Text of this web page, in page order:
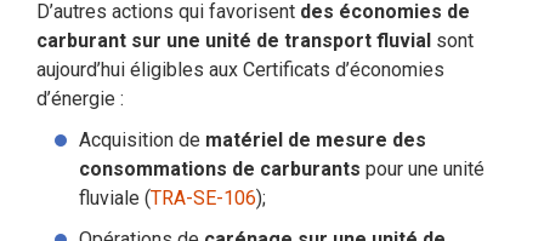
D’autres actions qui favorisent des économies de
carburant sur une unité de transport fluvial sont
aujourd’hui éligibles aux Certificats d’économies
d’énergie :
Acquisition de matériel de mesure des
consommations de carburants pour une unité
fluviale (TRA-SE-106);